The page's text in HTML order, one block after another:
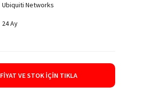
Ubiquiti Networks
24 Ay
FIYAT VE STOK İÇIN TIKLA